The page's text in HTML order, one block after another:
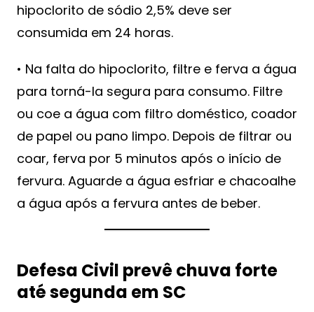
hipoclorito de sódio 2,5% deve ser
consumida em 24 horas.
• Na falta do hipoclorito, filtre e ferva a água
para torná-la segura para consumo. Filtre
ou coe a água com filtro doméstico, coador
de papel ou pano limpo. Depois de filtrar ou
coar, ferva por 5 minutos após o início de
fervura. Aguarde a água esfriar e chacoalhe
a água após a fervura antes de beber.
Defesa Civil prevê chuva forte
até segunda em SC